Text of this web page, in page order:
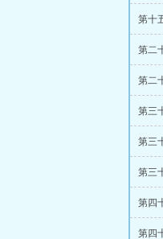
第十
第二
第二
第三
第三
第三
第四
第四